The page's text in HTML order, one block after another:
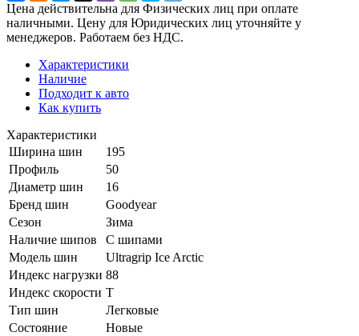
Цена действительна для Физических лиц при оплате
наличными. Цену для Юридических лиц уточняйте у
менеджеров. Работаем без НДС.
Характеристики
Наличие
Подходит к авто
Как купить
Характеристики
Ширина шин
195
Профиль
50
Диаметр шин
16
Бренд шин
Goodyear
Сезон
Зима
Наличие шипов
С шипами
Модель шин
Ultragrip Ice Arctic
Индекс нагрузки 88
Индекс скорости T
Тип шин
Легковые
Состояние
Новые